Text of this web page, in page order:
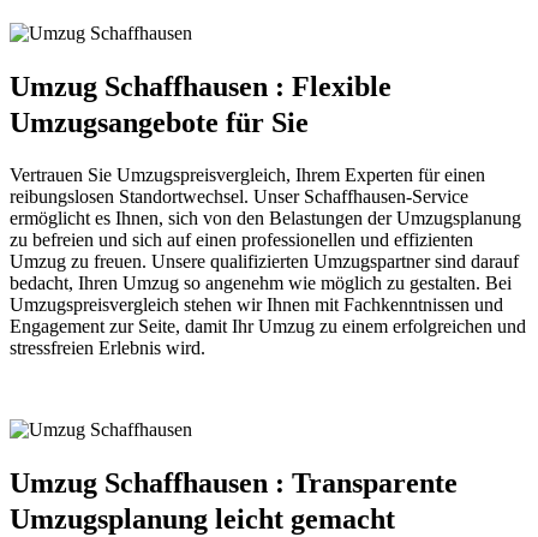
Umzug Schaffhausen : Flexible
Umzugsangebote für Sie
Vertrauen Sie Umzugspreisvergleich, Ihrem Experten für einen
reibungslosen Standortwechsel. Unser Schaffhausen-Service
ermöglicht es Ihnen, sich von den Belastungen der Umzugsplanung
zu befreien und sich auf einen professionellen und effizienten
Umzug zu freuen. Unsere qualifizierten Umzugspartner sind darauf
bedacht, Ihren Umzug so angenehm wie möglich zu gestalten. Bei
Umzugspreisvergleich stehen wir Ihnen mit Fachkenntnissen und
Engagement zur Seite, damit Ihr Umzug zu einem erfolgreichen und
stressfreien Erlebnis wird.
Umzug Schaffhausen : Transparente
Umzugsplanung leicht gemacht